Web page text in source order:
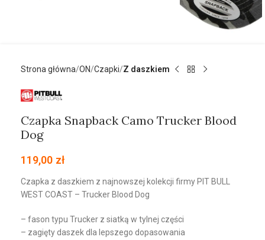
Strona główna ON Czapki Z daszkiem
Czapka Snapback Camo Trucker Blood
Dog
119,00 zł
Czapka z daszkiem z najnowszej kolekcji firmy PIT BULL
WEST COAST – Trucker Blood Dog
– fason typu Trucker z siatką w tylnej części
– zagięty daszek dla lepszego dopasowania